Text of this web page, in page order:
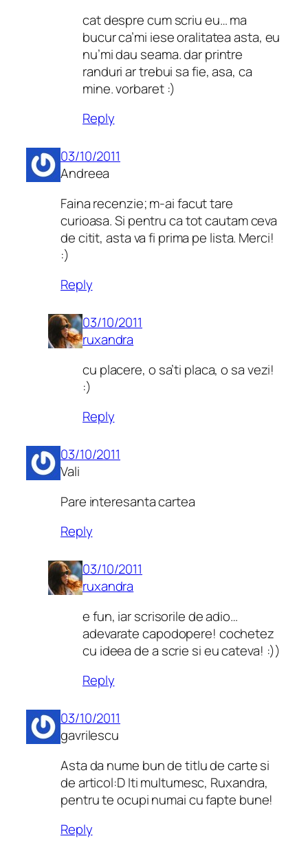
cat despre cum scriu eu… ma
bucur ca’mi iese oralitatea asta, eu
nu’mi dau seama. dar printre
randuri ar trebui sa fie, asa, ca
mine. vorbaret :)
Reply
03/10/2011
Andreea
Faina recenzie; m-ai facut tare
curioasa. Si pentru ca tot cautam ceva
de citit, asta va fi prima pe lista. Merci!
:)
Reply
03/10/2011
ruxandra
cu placere, o sa’ti placa, o sa vezi!
:)
Reply
03/10/2011
Vali
Pare interesanta cartea
Reply
03/10/2011
ruxandra
e fun, iar scrisorile de adio…
adevarate capodopere! cochetez
cu ideea de a scrie si eu cateva! :))
Reply
03/10/2011
gavrilescu
Asta da nume bun de titlu de carte si
de articol:D Iti multumesc, Ruxandra,
pentru te ocupi numai cu fapte bune!
Reply